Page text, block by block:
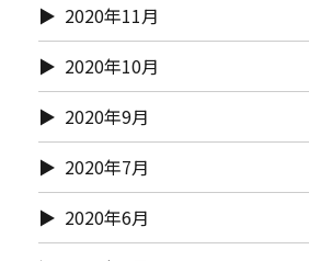
2020年11月
2020年10月
2020年9月
2020年7月
2020年6月